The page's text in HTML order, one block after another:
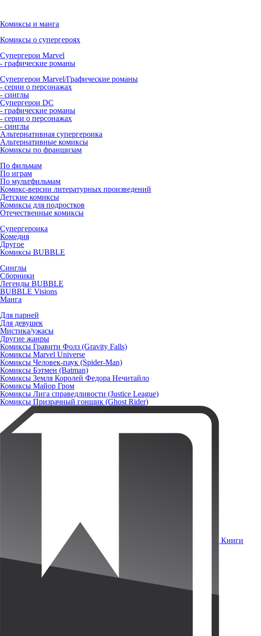
Комиксы и манга
Комиксы о супергероях
Супергерои Marvel
- графические романы
Супергерои Marvel/Графические романы
- серии о персонажах
- синглы
Супергерои DC
- графические романы
- серии о персонажах
- синглы
Альтернативная супергероика
Альтернативные комиксы
Комиксы по франшизам
По фильмам
По играм
По мультфильмам
Комикс-версии литературных произведений
Детские комиксы
Комиксы для подростков
Отечественные комиксы
Супергероика
Комедия
Другое
Комиксы BUBBLE
Синглы
Сборники
Легенды BUBBLE
BUBBLE Visions
Манга
Для парней
Для девушек
Мистика/ужасы
Другие жанры
Комиксы Гравити Фолз (Gravity Falls)
Комиксы Marvel Universe
Комиксы Человек-паук (Spider-Man)
Комиксы Бэтмен (Batman)
Комиксы Земля Королей Федора Нечитайло
Комиксы Майор Гром
Комиксы Лига справедливости (Justice League)
Комиксы Призрачный гонщик (Ghost Rider)
Книги